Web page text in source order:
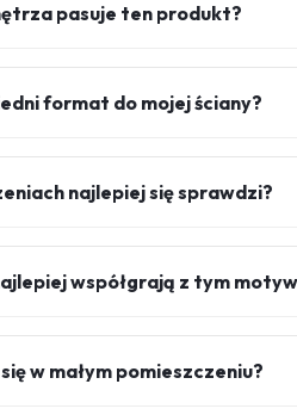
pasuje ten produkt?
format do mojej ściany?
najlepiej się sprawdzi?
współgrają z tym
w małym pomieszczeniu?